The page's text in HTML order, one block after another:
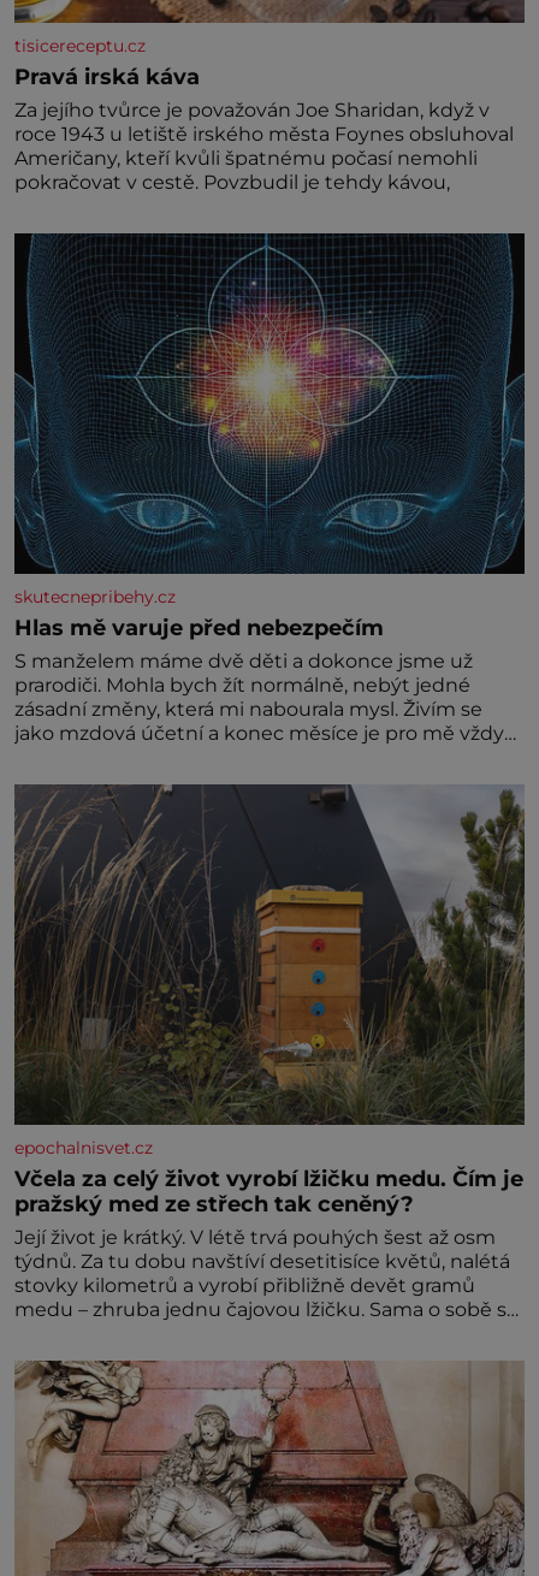
tisicereceptu.cz
Pravá irská káva
Za jejího tvůrce je považován Joe Sharidan, když v
roce 1943 u letiště irského města Foynes obsluhoval
Američany, kteří kvůli špatnému počasí nemohli
pokračovat v cestě. Povzbudil je tehdy kávou,
skutecnepribehy.cz
Hlas mě varuje před nebezpečím
S manželem máme dvě děti a dokonce jsme už
prarodiči. Mohla bych žít normálně, nebýt jedné
zásadní změny, která mi nabourala mysl. Živím se
jako mzdová účetní a konec měsíce je pro mě vždy
máme vnoučata, mi dcera čím dál častěji volá o
pomoc, co se hlídání týče. Dalo by se
epochalnisvet.cz
Včela za celý život vyrobí lžičku medu. Čím je
pražský med ze střech tak ceněný?
Její život je krátký. V létě trvá pouhých šest až osm
týdnů. Za tu dobu navštíví desetitisíce květů, nalétá
stovky kilometrů a vyrobí přibližně devět gramů
medu – zhruba jednu čajovou lžičku. Sama o sobě se
dalšími desítkami tisíc příslušnic svého včelstva,
vznikne jeden z nejdokonalejších organismů